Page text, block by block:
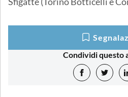
Condividi questo